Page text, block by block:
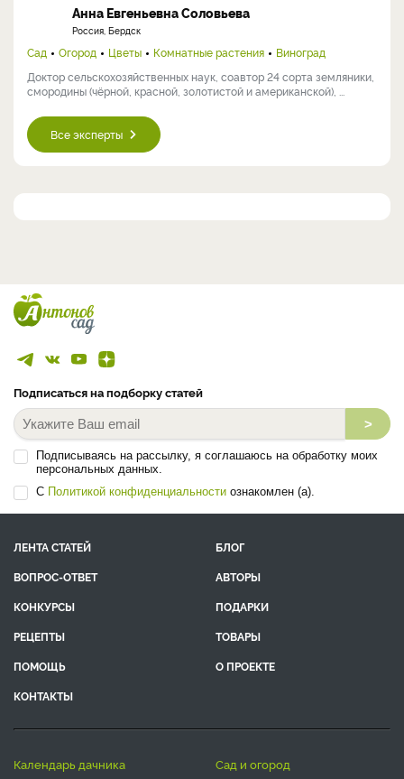
Анна Евгеньевна Соловьева
Россия, Бердск
Сад Огород Цветы Комнатные растения
Виноград
Доктор сельскохозяйственных наук, соавтор 24 сорта земляники,
смородины (чёрной, красной, золотистой и американской), ...
Все эксперты
Подписаться на подборку статей
>
Подписываясь на рассылку, я соглашаюсь на обработку моих
персональных данных.
С Политикой конфиденциальности ознакомлен (а).
ЛЕНТА СТАТЕЙ
БЛОГ
ВОПРОС-ОТВЕТ
АВТОРЫ
КОНКУРСЫ
ПОДАРКИ
РЕЦЕПТЫ
ТОВАРЫ
ПОМОЩЬ
О ПРОЕКТЕ
КОНТАКТЫ
календарь дачника сад и огород